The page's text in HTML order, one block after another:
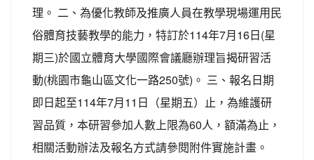
理。 二、為優化教師及推廣人員在教學現場運用民
俗體育技藝教學的能力，特訂於114年7月16日(星
期三)於國立體育大學國際會議廳辦理旨揭研習活
動(桃園市龜山區文化一路250號)。 三、報名日期
即日起至114年7月11日（星期五）止，為維護研
習品質，本研習參加人數上限為60人，額滿為止，
相關活動辦法及報名方式請參閱附件實施計畫。